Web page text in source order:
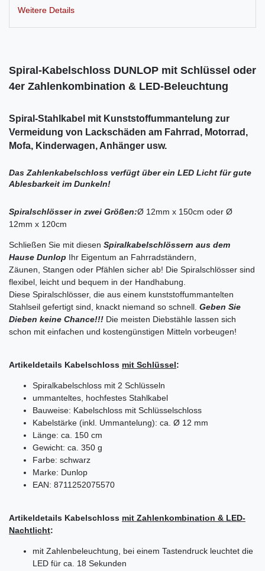
Weitere Details
Spiral-Kabelschloss DUNLOP mit Schlüssel oder
4er Zahlenkombination & LED-Beleuchtung
Spiral-Stahlkabel mit Kunststoffummantelung zur
Vermeidung von Lackschäden am Fahrrad, Motorrad,
Mofa, Kinderwagen, Anhänger usw.
Das Zahlenkabelschloss verfügt über ein LED Licht für gute
Ablesbarkeit im Dunkeln!
Spiralschlösser in zwei Größen:Ø 12mm x 150cm oder Ø
12mm x 120cm
Schließen Sie mit diesen Spiralkabelschlössern aus dem
Hause Dunlop Ihr Eigentum an Fahrradständern,
Zäunen, Stangen oder Pfählen sicher ab! Die Spiralschlösser sind
flexibel, leicht und bequem in der Handhabung.
Diese Spiralschlösser, die aus einem kunststoffummantelten
Stahlseil gefertigt sind, knackt niemand so schnell. Geben Sie
Dieben keine Chance!!! Die meisten Diebstähle lassen sich
schon mit einfachen und kostengünstigen Mitteln vorbeugen!
Artikeldetails Kabelschloss mit Schlüssel:
Spiralkabelschloss mit 2 Schlüsseln
ummanteltes, hochfestes Stahlkabel
Bauweise: Kabelschloss mit Schlüsselschloss
Kabelstärke (inkl. Ummantelung): ca. Ø 12 mm
Länge: ca. 150 cm
Gewicht: ca. 350 g
Farbe: schwarz
Marke: Dunlop
EAN: 8711252075570
Artikeldetails Kabelschloss mit Zahlenkombination & LED-
Nachtlicht:
mit Zahlenbeleuchtung, bei einem Tastendruck leuchtet die
LED für ca. 18 Sekunden